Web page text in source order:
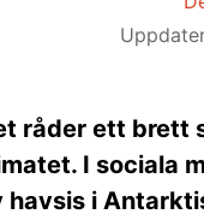
råder ett brett
I sociala
havsis i